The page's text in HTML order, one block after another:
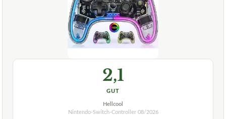
2,1
GUT
Hellcool
Nintendo-Switch-Controller 08/2026